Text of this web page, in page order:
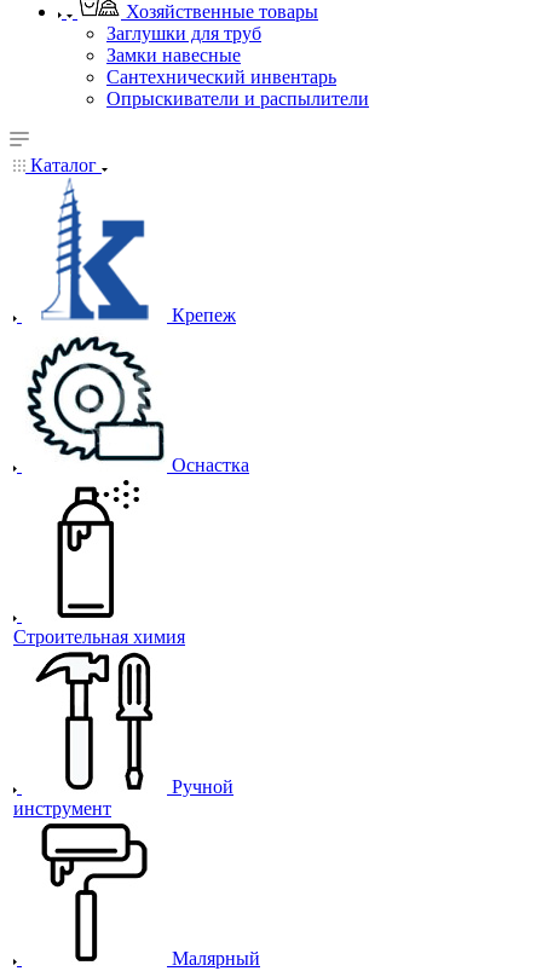
Хозяйственные товары
Заглушки для труб
Замки навесные
Сантехнический инвентарь
Опрыскиватели и распылители
Каталог
Крепеж
Оснастка
Строительная химия
Ручной
инструмент
Малярный